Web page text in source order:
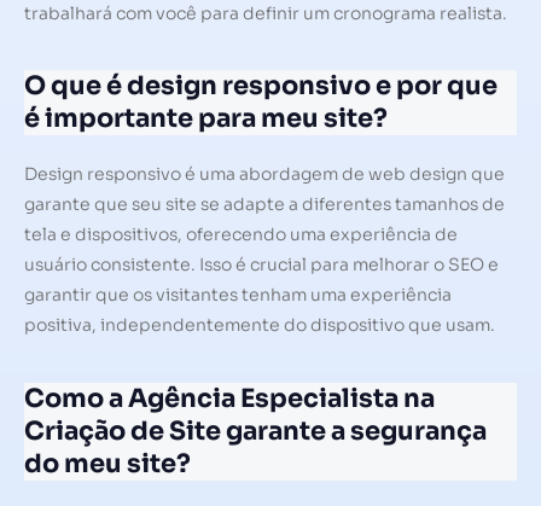
trabalhará com você para definir um cronograma realista.
O que é design responsivo e por que
é importante para meu site?
Design responsivo é uma abordagem de web design que
garante que seu site se adapte a diferentes tamanhos de
tela e dispositivos, oferecendo uma experiência de
usuário consistente. Isso é crucial para melhorar o SEO e
garantir que os visitantes tenham uma experiência
positiva, independentemente do dispositivo que usam.
Como a Agência Especialista na
Criação de Site garante a segurança
do meu site?